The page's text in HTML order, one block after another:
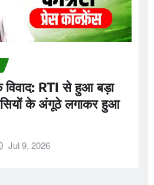
विवाद: RTI से हुआ बड़ा
के अंगूठे लगाकर हुआ
Jul 9, 2026